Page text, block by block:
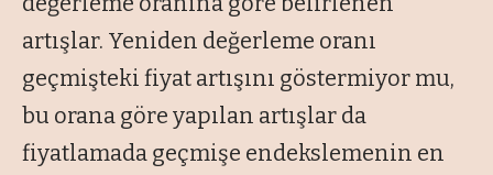
artışlar. Yeniden değerleme oranı
geçmişteki fiyat artışını göstermiyor mu,
bu orana göre yapılan artışlar da
fiyatlamada geçmişe endekslemenin en